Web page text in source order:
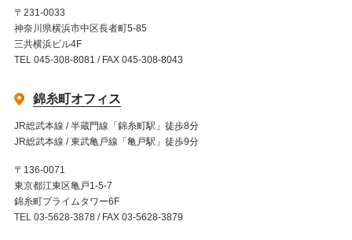
〒231-0033
神奈川県横浜市中区長者町5-85
三共横浜ビル4F
TEL 045-308-8081 / FAX 045-308-8043
錦糸町オフィス
JR総武本線 / 半蔵門線「錦糸町駅」徒歩8分
JR総武本線 / 東武亀戸線「亀戸駅」徒歩9分
〒136-0071
東京都江東区亀戸1-5-7
錦糸町プライムタワー6F
TEL 03-5628-3878 / FAX 03-5628-3879